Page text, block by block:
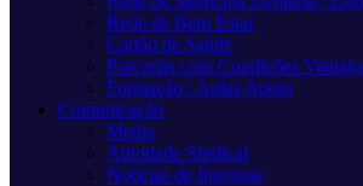
Rede de Bem Estar
Cartão de Saúde
Parcerias com Condições
Formação / Aulas Apoio
Comunicação
Media
Atividade Sindical
Notícias de Interesse